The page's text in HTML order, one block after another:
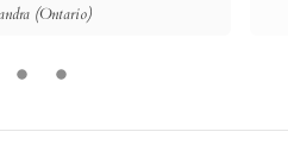
(Ontario)